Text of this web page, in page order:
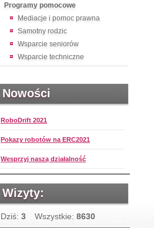
Programy pomocowe
Mediacje i pomoc prawna
Samotny rodzic
Wsparcie seniorów
Wsparcie techniczne
Nowości
RoboDrift 2021
Pokazy robotów na ERC2021
Wesprzyj naszą działalność
Wizyty:
Dziś: 3 Wszystkie: 8630